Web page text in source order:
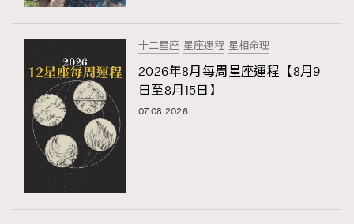
十二星座 星座運程 星相命理
2026年8月每周星座運程【8月9
日至8月15日】
07.08.2026